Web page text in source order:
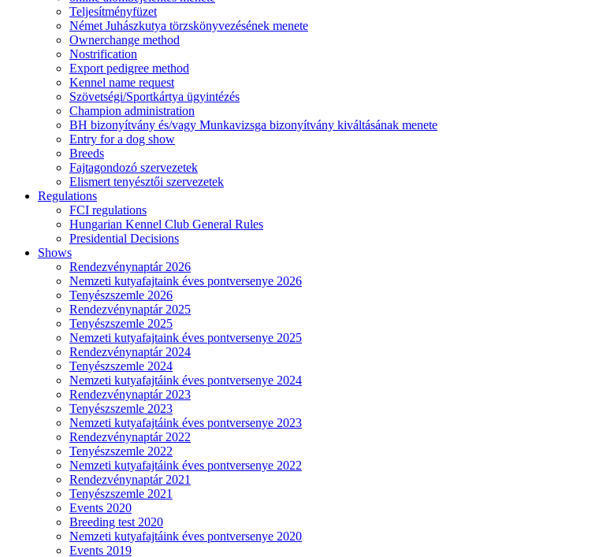
Teljesítményfüzet
Német Juhászkutya törzskönyvezésének menete
Ownerchange method
Nostrification
Export pedigree method
Kennel name request
Szövetségi/Sportkártya ügyintézés
Champion administration
BH bizonyítvány és/vagy Munkavizsga bizonyítvány kiváltásának menete
Entry for a dog show
Breeds
Fajtagondozó szervezetek
Elismert tenyésztői szervezetek
Regulations
FCI regulations
Hungarian Kennel Club General Rules
Presidential Decisions
Shows
Rendezvénynaptár 2026
Nemzeti kutyafajtaink éves pontversenye 2026
Tenyészszemle 2026
Rendezvénynaptár 2025
Tenyészszemle 2025
Nemzeti kutyafajtaink éves pontversenye 2025
Rendezvénynaptár 2024
Tenyészszemle 2024
Nemzeti kutyafajtáink éves pontversenye 2024
Rendezvénynaptár 2023
Tenyészszemle 2023
Nemzeti kutyafajtáink éves pontversenye 2023
Rendezvénynaptár 2022
Tenyészszemle 2022
Nemzeti kutyafajtáink éves pontversenye 2022
Rendezvénynaptár 2021
Tenyészszemle 2021
Events 2020
Breeding test 2020
Nemzeti kutyafajtáink éves pontversenye 2020
Events 2019